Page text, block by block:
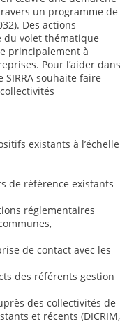
un programme de
Des actions
du volet thématique
principalement à
Pour l’aider dans
SIRRA souhaite faire
existants à l’échelle
de référence existants
réglementaires
de contact avec les
des référents gestion
des collectivités de
et récents (DICRIM,